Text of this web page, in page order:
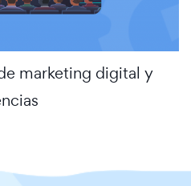
marketing digital y